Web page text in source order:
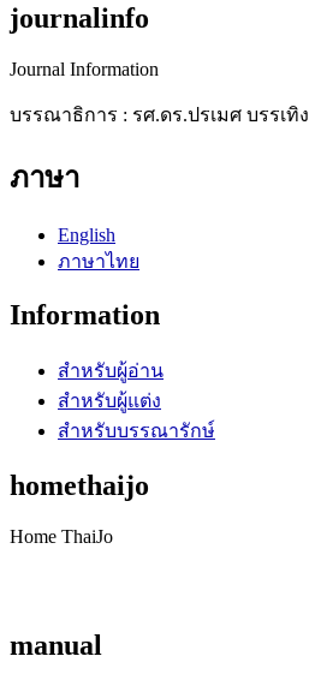
journalinfo
Journal Information
บรรณาธิการ : รศ.ดร.ปรเมศ บรรเทิง
ภาษา
English
ภาษาไทย
Information
สำหรับผู้อ่าน
สำหรับผู้แต่ง
สำหรับบรรณารักษ์
homethaijo
Home ThaiJo
manual